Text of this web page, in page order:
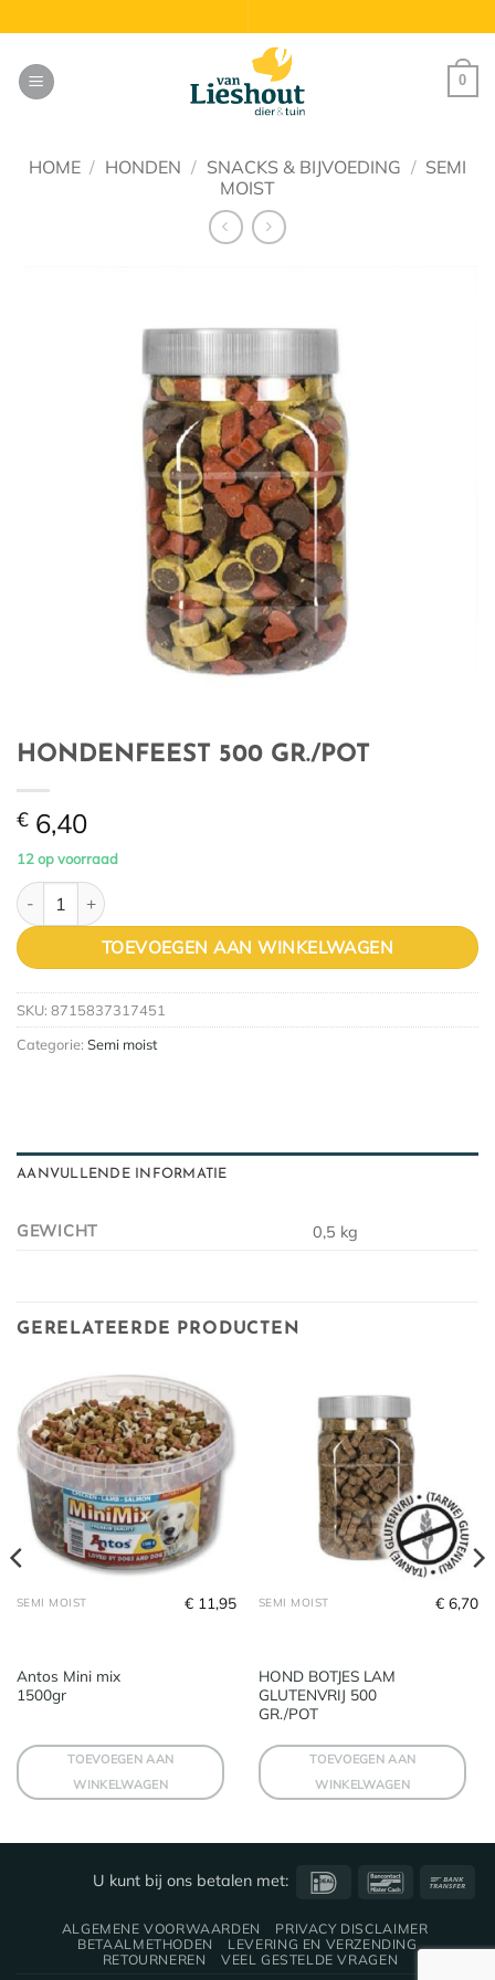
naar
inhoud
0
HOME / HONDEN / SNACKS & BIJVOEDING / SEMI
MOIST
HONDENFEEST 500 GR./POT
€ 6,40
12 op voorraad
HONDENFEEST 500 GR./POT aantal
TOEVOEGEN AAN WINKELWAGEN
SKU: 8715837317451
Categorie: Semi moist
AANVULLENDE INFORMATIE
GEWICHT 0,5 kg
GERELATEERDE PRODUCTEN
SEMI MOIST
Antos Mini mix
1500gr
€ 11,95
TOEVOEGEN AAN
WINKELWAGEN
SEMI MOIST
HOND BOTJES LAM
GLUTENVRIJ 500
GR./POT
€ 6,70
TOEVOEGEN AAN
WINKELWAGEN
U kunt bij ons betalen met: IDeal Bancontact
ALGEMENE VOORWAARDEN
PRIVACY DISCLAIMER
BETAALMETHODEN
LEVERING EN VERZENDING
RETOURNEREN
VEEL GESTELDE VRAGEN